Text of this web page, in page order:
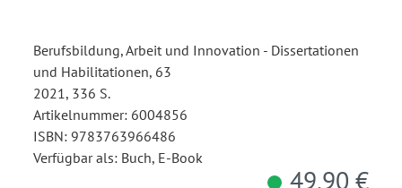
Berufsbildung, Arbeit und Innovation - Dissertationen
und Habilitationen, 63
2021, 336 S.
Artikelnummer: 6004856
ISBN: 9783763966486
Verfügbar als: Buch, E-Book
49,90 €